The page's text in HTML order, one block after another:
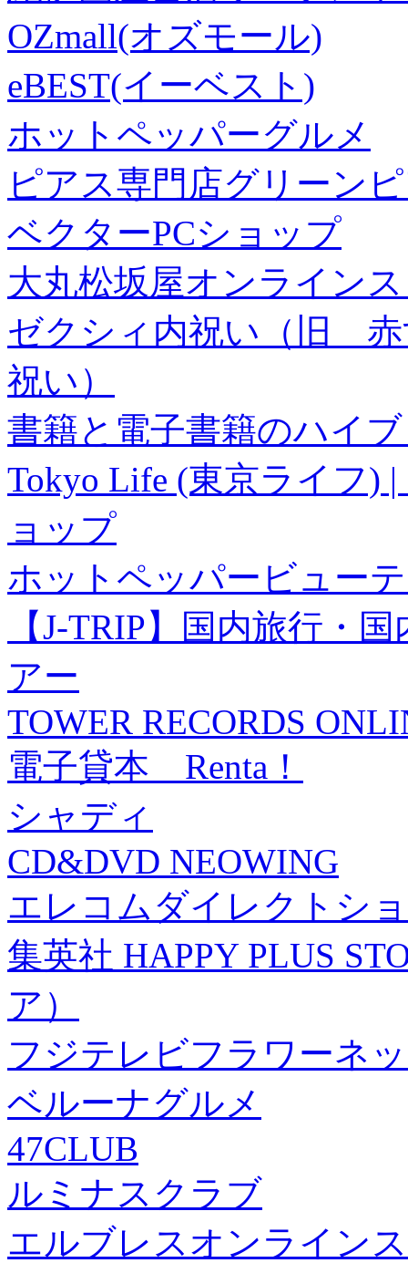
OZmall(オズモール)
eBEST(イーベスト)
ホットペッパーグルメ
ピアス専門店グリーン
ベクターPCショップ
大丸松坂屋オンライン
ゼクシィ内祝い（旧 赤
祝い）
書籍と電子書籍のハイ
Tokyo Life (東京ライフ)
ョップ
ホットペッパービュー
【J-TRIP】国内旅行・
アー
TOWER RECORDS
電子貸本 Renta！
シャディ
CD&DVD NEOWING
エレコムダイレクトシ
集英社 HAPPY PLUS
ア）
フジテレビフラワーネ
ベルーナグルメ
47CLUB
ルミナスクラブ
エルブレスオンライン